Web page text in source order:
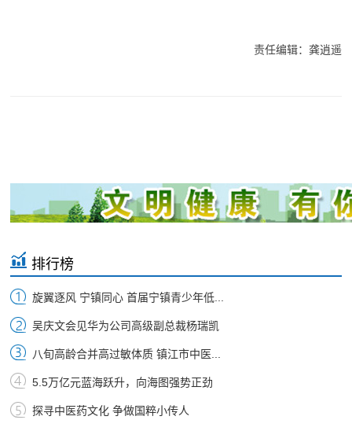
责任编辑：龚逍遥
排行榜
旋翼逐风 宁镇同心 首届宁镇青少年低...
吴庆文会见华为公司高级副总裁杨瑞凯
八旬高龄合并高过敏体质 镇江市中医...
5.5万亿元蓝海跃升，向海图强势正劲
探寻中医药文化 争做国粹小传人